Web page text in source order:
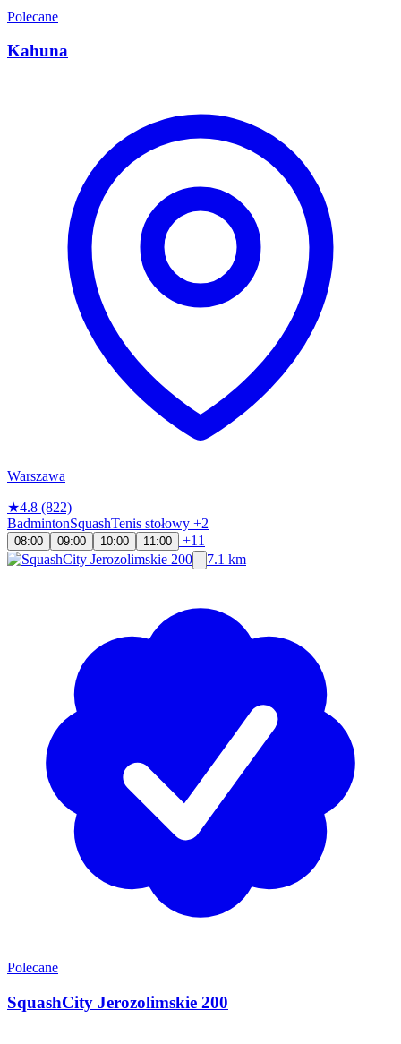
Polecane
Kahuna
Warszawa
★4.8 (822)
BadmintonSquashTenis stołowy +2
08:00 09:00 10:00 11:00
+11
7.1 km
Polecane
SquashCity Jerozolimskie 200